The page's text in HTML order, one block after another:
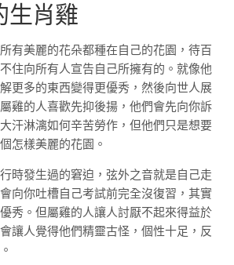
生肖雞
有美麗的花朵都種在自己的花園，待百
住向所有人宣告自己所擁有的。就像他
更多的東西變得更優秀，然後向世人展
雞的人喜歡先抑後揚，他們會先向你訴
汗淋漓如何辛苦勞作，但他們只是想要
怎樣美麗的花園。
時發生過的窘迫，弦外之音就是自己走
向你吐槽自己考試前完全沒復習，其實
秀。但屬雞的人讓人討厭不起來得益於
讓人覺得他們精靈古怪，個性十足，反